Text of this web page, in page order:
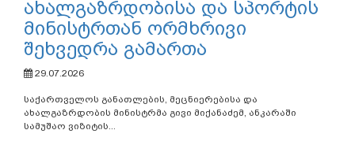
ახალგაზრდობისა და სპორტის
მინისტრთან ორმხრივი
შეხვედრა გამართა
29.07.2026
საქართველოს განათლების, მეცნიერებისა და
ახალგაზრდობის მინისტრმა გივი მიქანაძემ, ანკარაში
სამუშაო ვიზიტის...